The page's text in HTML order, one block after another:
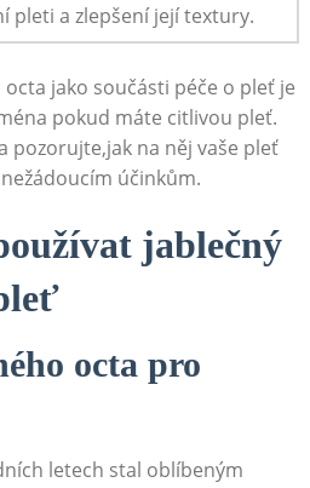
pleti a zlepšení její textury.
jako součásti péče o pleť je
pokud máte citlivou pleť.
pozorujte,jak na něj vaše pleť
účinkům.
jablečný
octa pro
letech stal oblíbeným